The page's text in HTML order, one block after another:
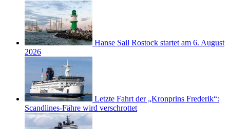
Hanse Sail Rostock startet am 6. August
2026
Letzte Fahrt der „Kronprins Frederik“:
Scandlines-Fähre wird verschrottet